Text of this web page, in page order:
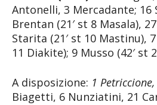
Antonelli, 3 Mercadante; 16
Brentan (21′ st 8 Masala),
Starita (21′ st 10 Mastinu),
11 Diakite); 9 Musso (42′ st
A disposizione: 1
Biagetti, 6 Nunziatini, 21